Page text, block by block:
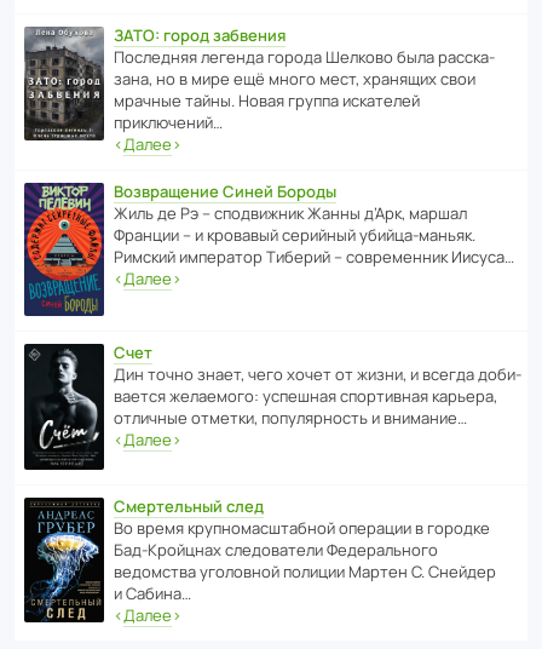
ЗАТО: город забвения
После­дняя легенда города Шелково была расска­
зана, но в мире ещё много мест, хранящих свои
мрачные тайны. Новая группа иска­телей
приключений…
‹Далее›
Возвращение Синей Бороды
Жиль де Рэ – спод­ви­жник Жанны д’Арк, маршал
Франции – и кровавый серийный убийца-маньяк.
Римский импе­ратор Тиберий – совре­менник Иисуса…
‹Далее›
Счет
Дин точно знает, чего хочет от жизни, и всегда доби­
ва­ется жела­е­мого: успе­шная спор­ти­вная карьера,
отли­чные отметки, попу­ля­р­ность и внимание…
‹Далее›
Смертельный след
Во время круп­но­мас­ш­та­бной операции в городке
Бад‑Крой­цнах следо­ва­тели Феде­раль­ного
ведомства уголо­вной полиции Мартен С. Снейдер
и Сабина…
‹Далее›